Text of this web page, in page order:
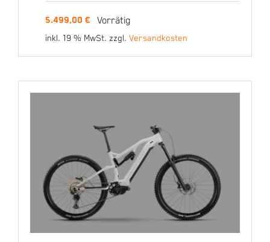
S
5.499,00€
5.499,00€ Vorrätig
inkl. 19 % MwSt. zzgl.Versandkosten